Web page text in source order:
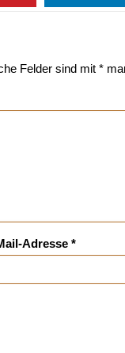
Felder sind mit*
Adresse*